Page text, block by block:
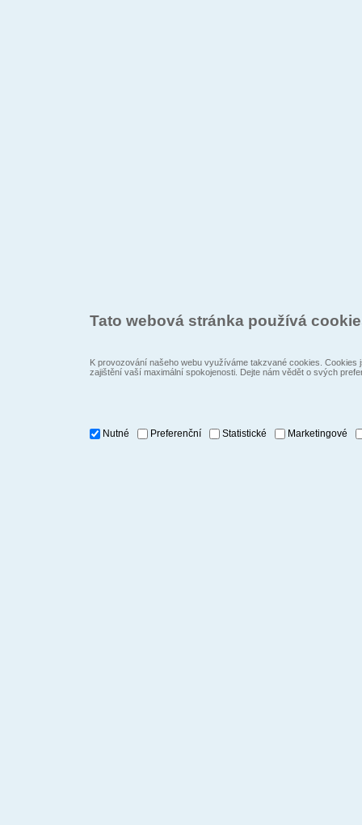
Tato webová stránka používá
K provozování našeho webu využíváme takzvané cookies.
zajištění vaší maximální spokojenosti. Dejte nám vědět o svých
Nutné Preferenční Statistické Marketingové